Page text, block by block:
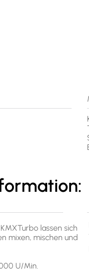
lassen sich
mixen, mischen und
U/Min.